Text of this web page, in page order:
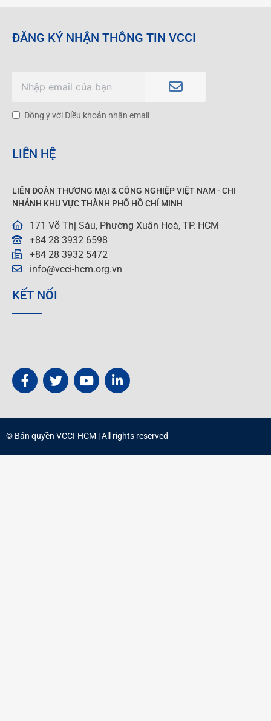
ĐĂNG KÝ NHẬN THÔNG TIN VCCI
Đồng ý với Điều khoản nhận email
LIÊN HỆ
LIÊN ĐOÀN THƯƠNG MẠI &CÔNG NGHIỆPVIỆT NAM - CHI
NHÁNH KHU VỰC THÀNH PHỐ HỒ CHÍ MINH
171 Võ Thị Sáu, Phường Xuân Hoà, TP. HCM
+84 28 3932 6598
+84 28 3932 5472
info@vcci-hcm.org.vn
KẾT NỐI
© Bản quyền VCCI-HCM | All rights reserved